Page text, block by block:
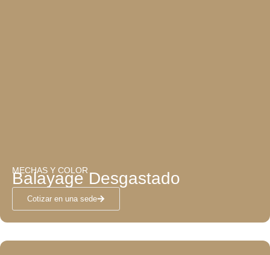
MECHAS Y COLOR
Balayage Desgastado
Cotizar en una sede